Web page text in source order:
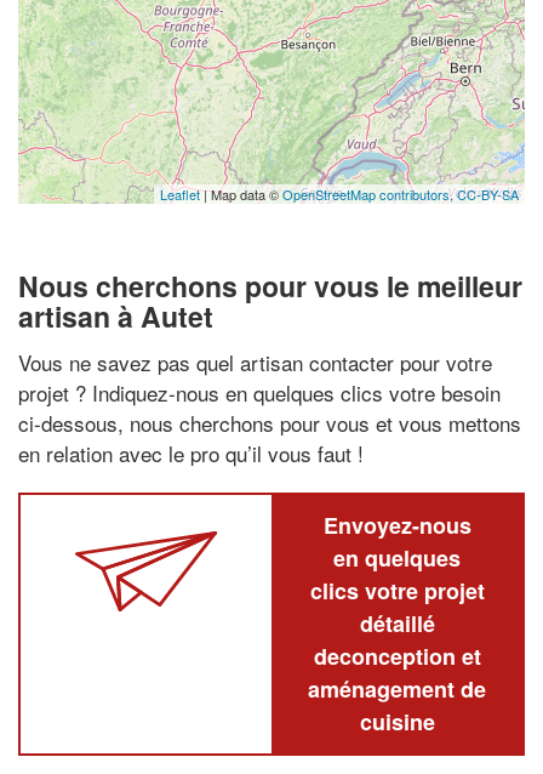
Leaflet| Map data ©OpenStreetMap contributors,CC-BY-SA
Nous cherchons pour vous le meilleur
artisan à Autet
Vous ne savez pas quel artisan contacter pour votre
projet ? Indiquez-nous en quelques clics votre besoin
ci-dessous, nous cherchons pour vous et vous mettons
en relation avec le pro qu’il vous faut !
Envoyez-nous
en quelques
clics votre projet
détaillé
deconception et
aménagement de
cuisine